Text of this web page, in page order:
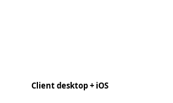
Client desktop + iOS